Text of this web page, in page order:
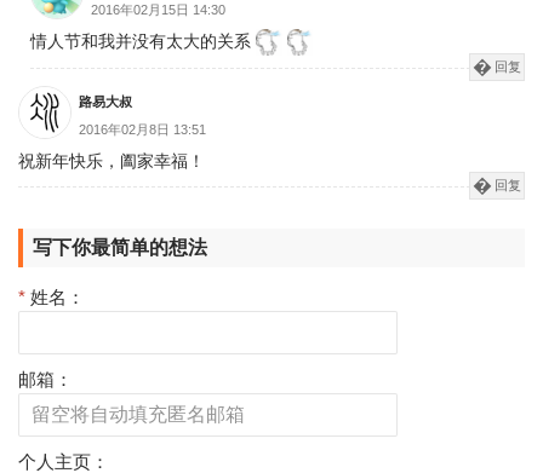
2016年02月15日 14:30
情人节和我并没有太大的关系
回复
路易大叔
2016年02月8日 13:51
祝新年快乐，阖家幸福！
回复
写下你最简单的想法
* 姓名：
邮箱：
个人主页：